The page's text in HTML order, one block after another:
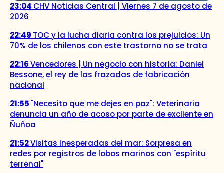
23:04 CHV Noticias Central | Viernes 7 de agosto de
2026
22:49 TOC y la lucha diaria contra los prejuicios: Un
70% de los chilenos con este trastorno no se trata
22:16Vencedores | Un negocio con historia: Daniel
Bessone, el rey de las frazadas de fabricación
nacional
21:55 "Necesito que me dejes en paz": Veterinaria
denuncia un año de acoso por parte de excliente en
Ñuñoa
21:52Visitas inesperadas del mar: Sorpresa en
redes por registros de lobos marinos con "espíritu
terrenal"